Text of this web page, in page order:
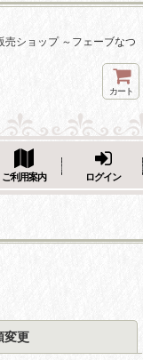
ショップ ～フェーブなつ
カート
ご利用案内 ログイン
変更